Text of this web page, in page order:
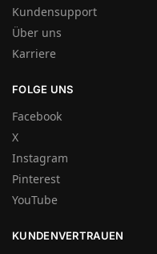
Kundensupport
Über uns
Karriere
FOLGE UNS
Facebook
X
Instagram
Pinterest
YouTube
KUNDENVERTRAUEN